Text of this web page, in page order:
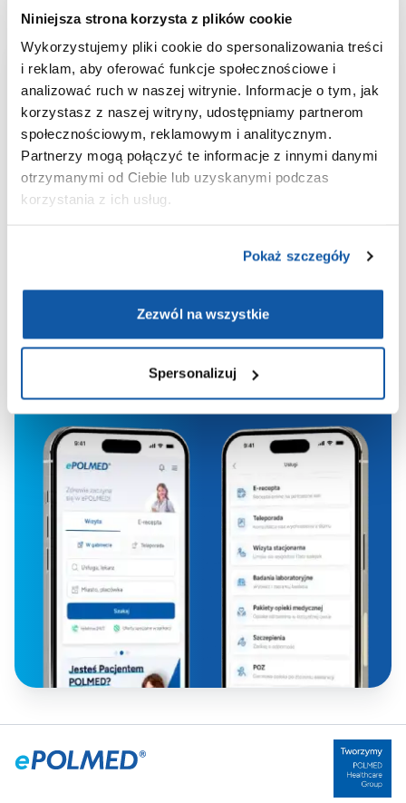
Niniejsza strona korzysta z plików cookie
Wykorzystujemy pliki cookie do spersonalizowania treści
i reklam, aby oferować funkcje społecznościowe i
analizować ruch w naszej witrynie. Informacje o tym, jak
korzystasz z naszej witryny, udostępniamy partnerom
społecznościowym, reklamowym i analitycznym.
Partnerzy mogą połączyć te informacje z innymi danymi
otrzymanymi od Ciebie lub uzyskanymi podczas
korzystania z ich usług.
Pokaż szczegóły
Zezwól na wszystkie
Spersonalizuj
Aplikacja
ePOLMED
Wygodne umawianie i odwoływanie
wizyt;
miejscu;
Bezpieczeństwo danych dzięki
integracji z Węzłem Krajowym.